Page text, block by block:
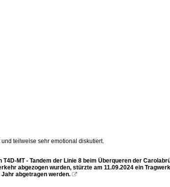
teilweise sehr emotional diskutiert.
MT - Tandem der Linie 8 beim Überqueren der
abgezogen wurden, stürzte am 11.09.2024 ein
abgetragen werden. 